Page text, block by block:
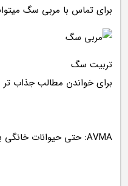
برای تماس با مربی سگ
تربیت سگ
برای خواندن مطالب جذاب